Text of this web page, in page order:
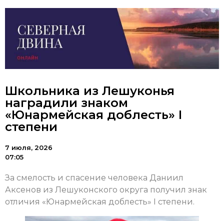
Школьника из Лешуконья
наградили знаком
«Юнармейская доблесть» I
степени
7 июля, 2026
07:05
За смелость и спасение человека Даниил
Аксенов из Лешуконского округа получил знак
отличия «Юнармейская доблесть» I степени.